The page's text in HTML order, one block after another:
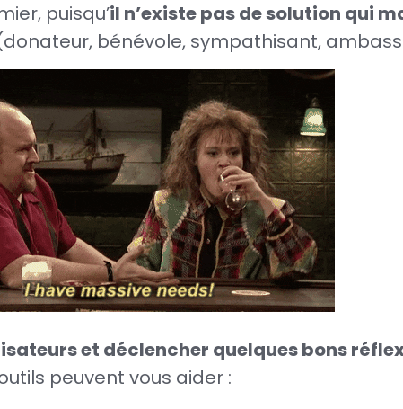
puisqu’il n’existe pas de solution qui
bénévole, sympathisant,
et déclencher quelques bons
peuvent vous aider :